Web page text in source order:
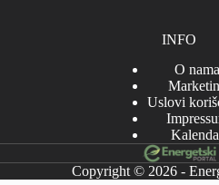
INFO
O nama
Uslovi
Copyright © 2026 -